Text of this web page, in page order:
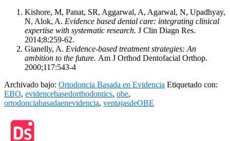
Kishore, M, Panat, SR, Aggarwal, A, Agarwal, N, Upadhyay,
N, Alok, A. Evidence based dental care: integrating clinical
expertise with systematic research. J Clin Diagn Res.
2014;8:259-62.
Gianelly, A. Evidence-based treatment strategies: An
ambition to the future. Am J Orthod Dentofacial Orthop.
2000;117:543-4
Archivado bajo: Ortodoncia Basada en Evidencia Etiquetado con:
EBO, evidencebasedorthodontics, obe,
ortodonciabasadaenevidencia, ventajasdeOBE